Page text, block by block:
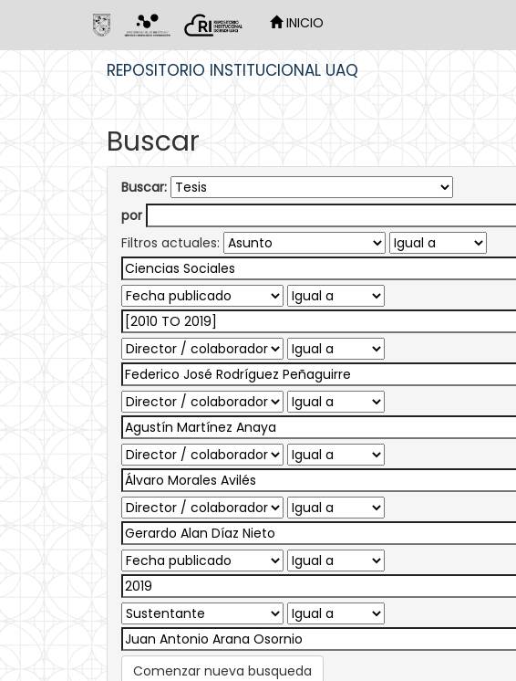
INICIO
REPOSITORIO INSTITUCIONAL UAQ
Buscar
Buscar:
por
Filtros actuales:
Comenzar nueva busqueda